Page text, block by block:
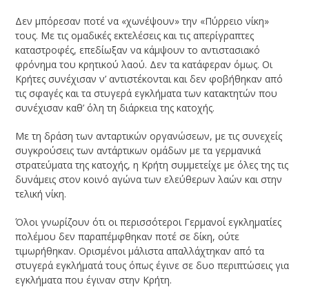
Δεν μπόρεσαν ποτέ να «χωνέψουν» την «Πύρρειο νίκη»
τους. Με τις ομαδικές εκτελέσεις και τις απερίγραπτες
καταστροφές, επεδίωξαν να κάμψουν το αντιστασιακό
φρόνημα του κρητικού λαού. Δεν τα κατάφεραν όμως. Οι
Κρήτες συνέχισαν ν’ αντιστέκονται και δεν φοβήθηκαν από
τις σφαγές και τα στυγερά εγκλήματα των κατακτητών που
συνέχισαν καθ’ όλη τη διάρκεια της κατοχής.
Με τη δράση των ανταρτικών οργανώσεων, με τις συνεχείς
συγκρούσεις των αντάρτικων ομάδων με τα γερμανικά
στρατεύματα της κατοχής, η Κρήτη συμμετείχε με όλες της τις
δυνάμεις στον κοινό αγώνα των ελεύθερων λαών και στην
τελική νίκη.
Όλοι γνωρίζουν ότι οι περισσότεροι Γερμανοί εγκληματίες
πολέμου δεν παραπέμφθηκαν ποτέ σε δίκη, ούτε
τιμωρήθηκαν. Ορισμένοι μάλιστα απαλλάχτηκαν από τα
στυγερά εγκλήματά τους όπως έγινε σε δυο περιπτώσεις για
εγκλήματα που έγιναν στην Κρήτη.